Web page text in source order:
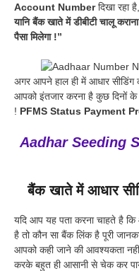
Account Numberदिखा रहा
यानि बैंक खाते में डीबीटी चालू
पैसा मिलेगा !”
अगर आपने हाल ही में आधार
आपको इंतजार करना है कुछ दिनों के
! PFMS Status Payment
Aadhar Seeding
बैंक खाते में आधार
यदि आप यह पता करना चाहते है
है तो कौन सा बैंक लिंक है पूरी
आपको कही जाने की आवश्यकता
करके बहुत ही आसानी से चेक कर